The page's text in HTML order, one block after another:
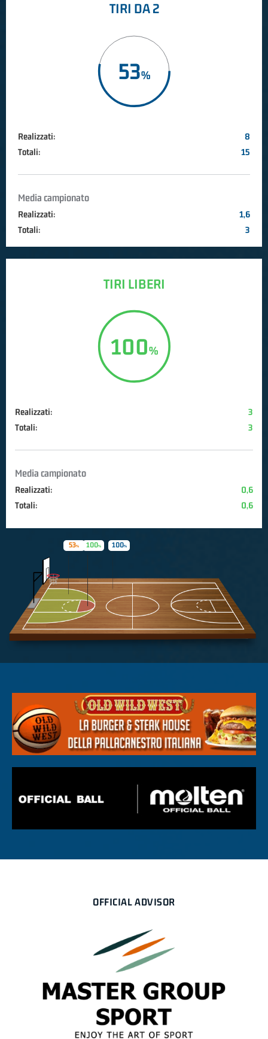
TIRI DA 2
53
Realizzati:
8
Totali:
15
Media campionato
Realizzati:
1,6
Totali:
3
TIRI LIBERI
100
Realizzati:
3
Totali:
3
Media campionato
Realizzati:
0,6
Totali:
0,6
100
53 100
OFFICIAL ADVISOR